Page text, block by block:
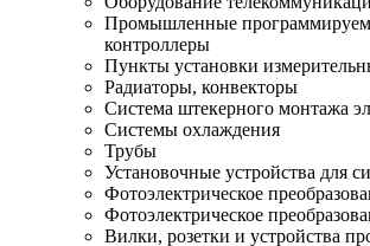
Промышленные
контроллеры
Пункты установки
Радиаторы, конвекторы
Система штекерного монтажа
Системы охлаждения
Трубы
Установочные устройства для
Фотоэлектрическое
Фотоэлектрическое
Вилки, розетки и устройства